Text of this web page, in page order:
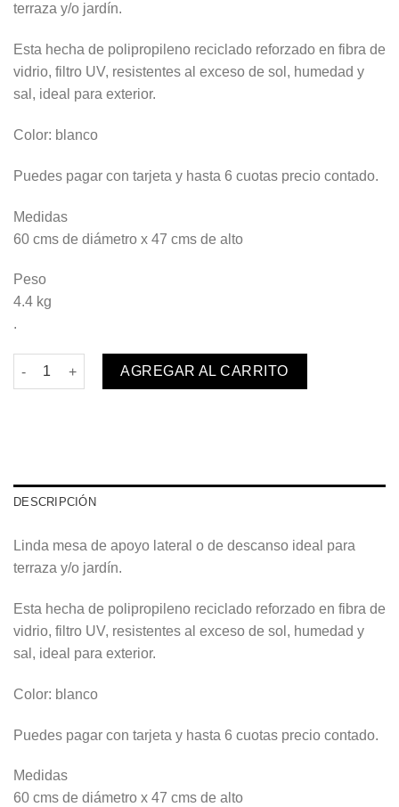
terraza y/o jardín.
Esta hecha de polipropileno reciclado reforzado en fibra de
vidrio, filtro UV, resistentes al exceso de sol, humedad y
sal, ideal para exterior.
Color: blanco
Puedes pagar con tarjeta y hasta 6 cuotas precio contado.
Medidas
60 cms de diámetro x 47 cms de alto
Peso
4.4 kg
.
Mesa Moon Coffe Blanca cantidad
AGREGAR AL CARRITO
DESCRIPCIÓN
Linda mesa de apoyo lateral o de descanso ideal para
terraza y/o jardín.
Esta hecha de polipropileno reciclado reforzado en fibra de
vidrio, filtro UV, resistentes al exceso de sol, humedad y
sal, ideal para exterior.
Color: blanco
Puedes pagar con tarjeta y hasta 6 cuotas precio contado.
Medidas
60 cms de diámetro x 47 cms de alto